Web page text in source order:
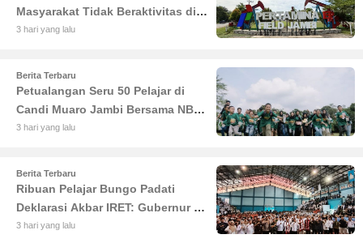
Masyarakat Tidak Beraktivitas di
Atas Jalur Pipa Migas Demi
3 hari yang lalu
Berita Terbaru
Petualangan Seru 50 Pelajar di
Candi Muaro Jambi Bersama NBT
Coal Group
3 hari yang lalu
Berita Terbaru
Ribuan Pelajar Bungo Padati
Deklarasi Akbar IRET: Gubernur Al
Haris Sentil Bahaya Judi Online
3 hari yang lalu